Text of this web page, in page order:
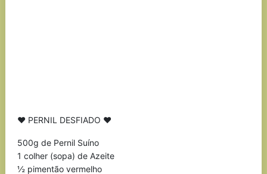
♥ PERNIL DESFIADO ♥
500g de Pernil Suíno
1 colher (sopa) de Azeite
½ pimentão vermelho